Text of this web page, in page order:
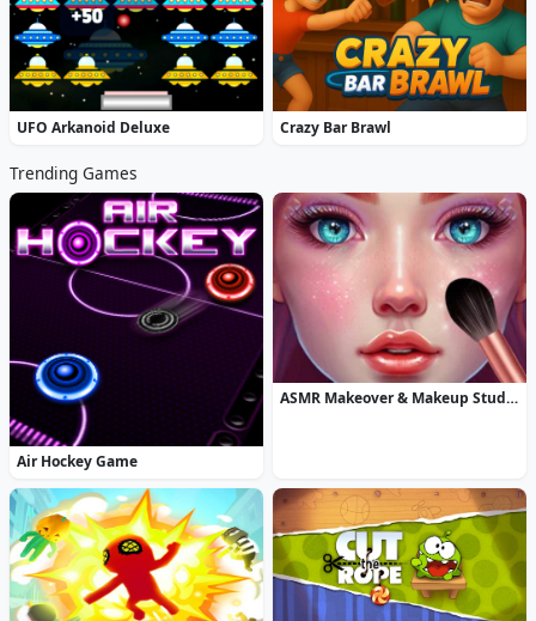
UFO Arkanoid Deluxe Crazy Bar Brawl
Trending Games
Air Hockey Game
ASMR Makeover & Makeup Studio